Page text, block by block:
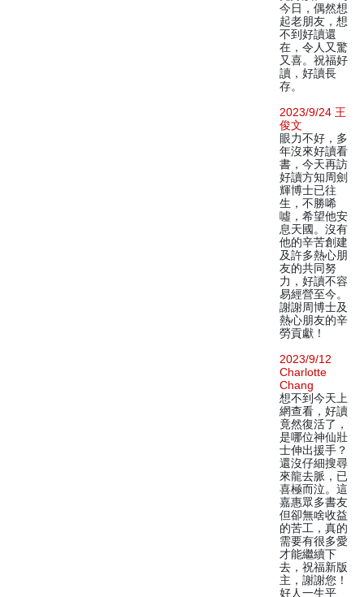
今日，偶然想
起老朋友，想
不到好讀還
在，令人又驚
又喜。祝福好
讀，好讀長
存。
2023/9/24 王
俊文
眼力不好，多
年沒來好讀看
書，今天再訪
好讀方知周劍
輝博士已往
生，不勝唏
噓，希望他安
息天國。沒有
他的辛苦創建
及許多熱心朋
友的共同努
力，好讀不容
易經營至今。
謝謝周博士及
熱心朋友的辛
勞貢獻！
2023/9/12
Charlotte
Chang
想不到今天上
網查看，好讀
竟然復活了，
是哪位神仙壯
士伸出援手？
還沒仔細搜尋
來龍去脈，已
喜極而泣。這
嘉惠眾多書友
但卻無啥收益
的苦工，真的
需要有很多愛
才能繼續下
去，祝福新版
主，謝謝您！
好人一生平